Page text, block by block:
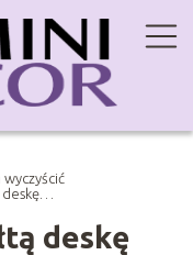
wyczyścić
deskę
i
deskę